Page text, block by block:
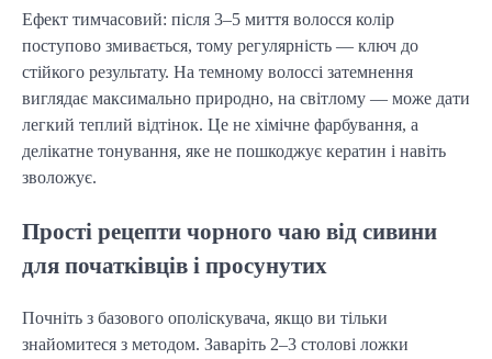
Ефект тимчасовий: після 3–5 миття волосся колір
поступово змивається, тому регулярність — ключ до
стійкого результату. На темному волоссі затемнення
виглядає максимально природно, на світлому — може дати
легкий теплий відтінок. Це не хімічне фарбування, а
делікатне тонування, яке не пошкоджує кератин і навіть
зволожує.
Прості рецепти чорного чаю від сивини
для початківців і просунутих
Почніть з базового ополіскувача, якщо ви тільки
знайомитеся з методом. Заваріть 2–3 столові ложки